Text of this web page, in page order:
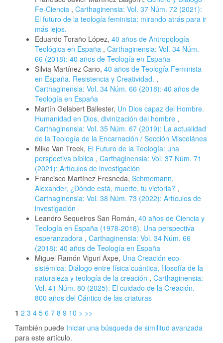
Fe-Ciencia , Carthaginensia: Vol. 37 Núm. 72 (2021):
El futuro de la teología feminista: mirando atrás para ir
más lejos.
Eduardo Toraño López, 40 años de Antropología
Teológica en España , Carthaginensia: Vol. 34 Núm.
66 (2018): 40 años de Teología en España
Silvia Martínez Cano, 40 años de Teología Feminista
en España. Resistencia y Creatividad. ,
Carthaginensia: Vol. 34 Núm. 66 (2018): 40 años de
Teología en España
Martín Gelabert Ballester, Un Dios capaz del Hombre.
Humanidad en Dios, divinización del hombre ,
Carthaginensia: Vol. 35 Núm. 67 (2019): La actualidad
de la Teología de la Encarnación / Sección Miscelánea
Mike Van Treek, El Futuro de la Teología: una
perspectiva bíblica , Carthaginensia: Vol. 37 Núm. 71
(2021): Artículos de investigación
Francisco Martínez Fresneda, Schmemann,
Alexander, ¿Dónde está, muerte, tu victoria? ,
Carthaginensia: Vol. 38 Núm. 73 (2022): Artículos de
investigación
Leandro Sequeiros San Román, 40 años de Ciencia y
Teología en España (1978-2018). Una perspectiva
esperanzadora , Carthaginensia: Vol. 34 Núm. 66
(2018): 40 años de Teología en España
Miguel Ramón Viguri Axpe, Una Creación eco-
sistémica: Diálogo entre física cuántica, filosofía de la
naturaleza y teología de la creación , Carthaginensia:
Vol. 41 Núm. 80 (2025): El cuidado de la Creación.
800 años del Cántico de las criaturas
1 2 3 4 5 6 7 8 9 10 > >>
También puede Iniciar una búsqueda de similitud avanzada
para este artículo.